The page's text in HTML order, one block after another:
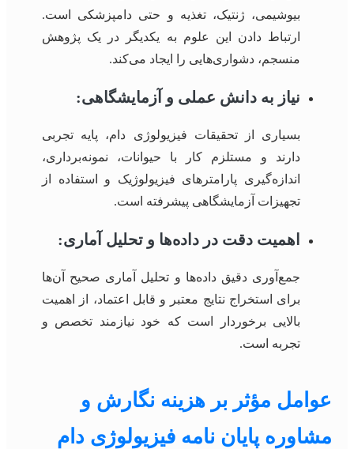
بیوشیمی، ژنتیک، تغذیه و حتی دامپزشکی است.
ارتباط دادن این علوم به یکدیگر در یک پژوهش
منسجم، دشواری‌هایی را ایجاد می‌کند.
نیاز به دانش عملی و آزمایشگاهی:
بسیاری از تحقیقات فیزیولوژی دام، پایه تجربی
دارند و مستلزم کار با حیوانات، نمونه‌برداری،
اندازه‌گیری پارامترهای فیزیولوژیک و استفاده از
تجهیزات آزمایشگاهی پیشرفته است.
اهمیت دقت در داده‌ها و تحلیل آماری:
جمع‌آوری دقیق داده‌ها و تحلیل آماری صحیح آن‌ها
برای استخراج نتایج معتبر و قابل اعتماد، از اهمیت
بالایی برخوردار است که خود نیازمند تخصص و
تجربه است.
عوامل مؤثر بر هزینه نگارش و
مشاوره پایان نامه فیزیولوژی دام